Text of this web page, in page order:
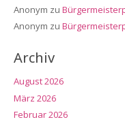
Anonym zu
Anonym zu
Archiv
August 2026
März 2026
Februar 2026